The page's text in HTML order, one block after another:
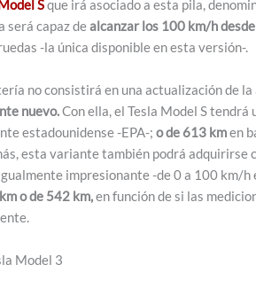
Sque irá asociado a esta pila,
será capaz dealcanzar los 100 km/h
-la única disponible en esta versión-.
no consistirá en una actualización de
nuevo.Con ella, el Tesla Model S tendrá
estadounidense -EPA-; o de 613 kmen
esta variante también podrá adquirirse
impresionante -de 0 a 100 km/h
o de 542 km,en función de si las
Model 3